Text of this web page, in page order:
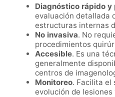
Diagnóstico rápido y
evaluación detallada
estructuras internas
No invasiva. No
procedimientos
Accesible. Es una
generalmente
centros de
Monitoreo. Facilita el
evolución de